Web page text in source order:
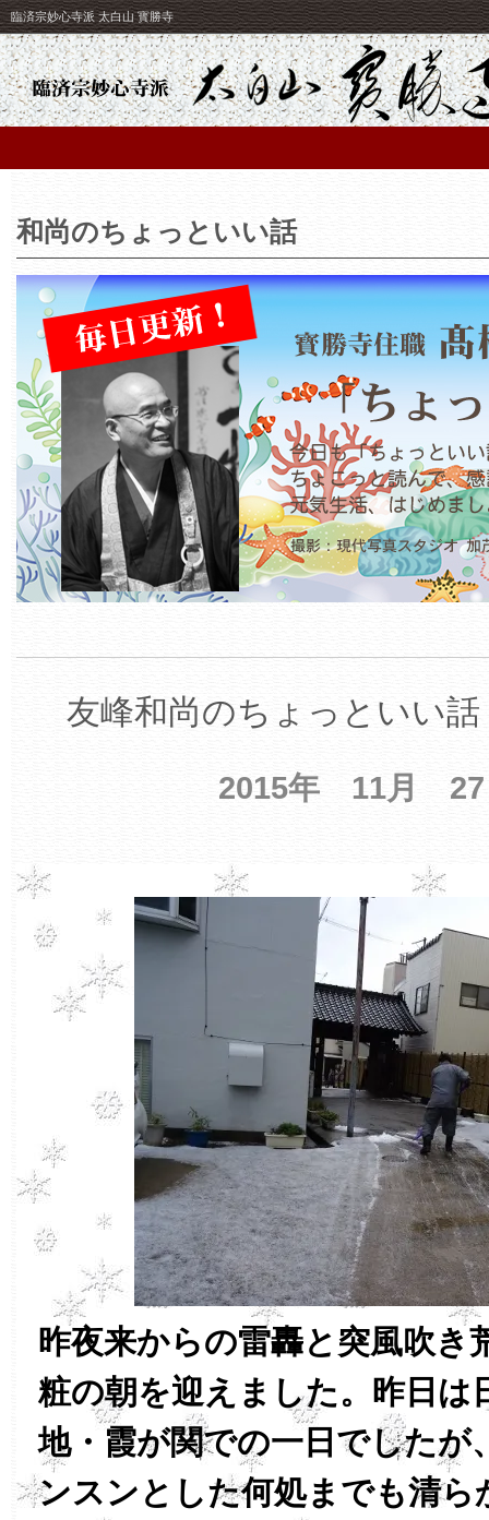
臨済宗妙心寺派 太白山 寳勝寺
和尚のちょっといい話
友峰和尚のちょっといい
2015年 11月
昨夜来からの雷轟と突風吹き
粧の朝を迎えました。昨日は
地・霞が関での一日でしたが
ンスンとした何処までも清ら